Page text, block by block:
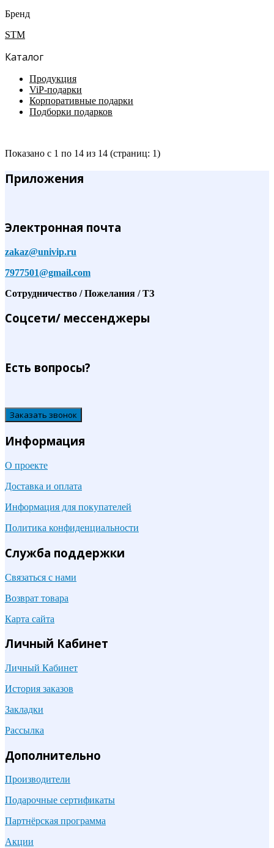
Бренд
STM
Каталог
Продукция
ViP-подарки
Корпоративные подарки
Подборки подарков
Показано с 1 по 14 из 14 (страниц: 1)
Приложения
Электронная почта
zakaz@univip.ru
7977501@gmail.com
Сотрудничество / Пожелания / ТЗ
Соцсети/ мессенджеры
Есть вопросы?
Заказать звонок
Информация
О проекте
Доставка и оплата
Информация для покупателей
Политика конфиденциальности
Служба поддержки
Связаться с нами
Возврат товара
Карта сайта
Личный Кабинет
Личный Кабинет
История заказов
Закладки
Рассылка
Дополнительно
Производители
Подарочные сертификаты
Партнёрская программа
Акции